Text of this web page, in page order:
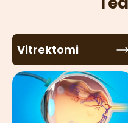
Vitrektomi